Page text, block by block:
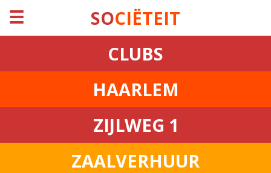
☰ SOCIËTEIT
CLUBS
HAARLEM
ZIJLWEG 1
ZAALVERHUUR